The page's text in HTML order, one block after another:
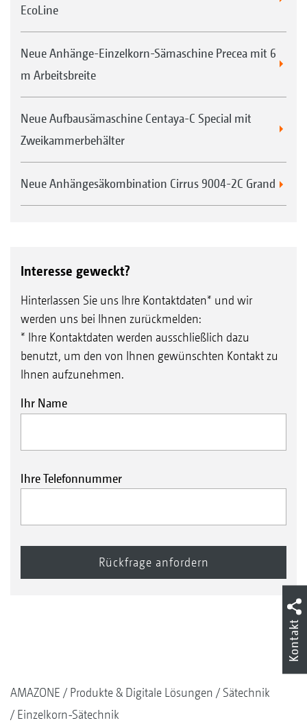
EcoLine
Neue Anhänge-Einzelkorn-Sämaschine Precea mit 6
m Arbeitsbreite
Neue Aufbausämaschine Centaya-C Special mit
Zweikammerbehälter
Neue Anhängesäkombination Cirrus 9004-2C Grand
Interesse geweckt?
Hinterlassen Sie uns Ihre Kontaktdaten* und wir
werden uns bei Ihnen zurückmelden:
* Ihre Kontaktdaten werden ausschließlich dazu
benutzt, um den von Ihnen gewünschten Kontakt zu
Ihnen aufzunehmen.
Ihr Name
Ihre Telefonnummer
AMAZONE Produkte & Digitale Lösungen
Sätechnik
Einzelkorn-Sätechnik
Kontakt